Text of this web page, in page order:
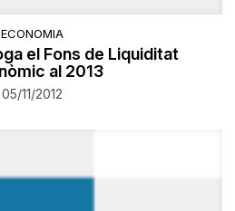
ECONOMIA
el Fons de Liquiditat
al 2013
05/11/2012